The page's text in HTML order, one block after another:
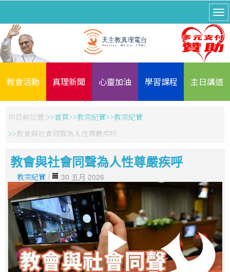
教會活動 真理新聞 心靈加油 學習課程 主日講道
你目前位置: 首頁 教宗紀實
教宗紀實
教會與社會同聲為人性尊嚴疾呼
教會與社會同聲為人性尊嚴疾呼
教宗紀實 / 30 五月 2026